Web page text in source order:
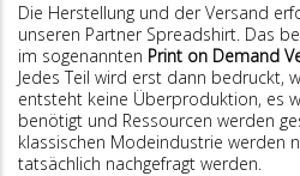
Die Herstellung und der Versand
unseren Partner Spreadshirt. Das
im sogenannten Print on Demand
Jedes Teil wird erst dann bedruckt,
entsteht keine Überproduktion, es
benötigt und Ressourcen werden
klassischen Modeindustrie werden
tatsächlich nachgefragt werden.